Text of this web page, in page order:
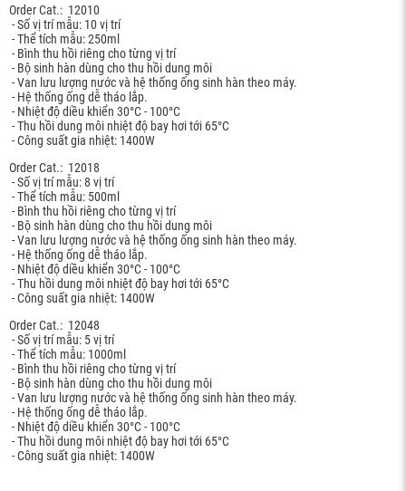
Order Cat.: 12010
- Số vị trí mẫu: 10 vị trí
- Thể tích mẫu: 250ml
- Bình thu hồi riêng cho từng vị trí
- Bộ sinh hàn dùng cho thu hồi dung môi
- Van lưu lượng nước và hệ thống ống sinh hàn theo máy.
- Hệ thống ống dễ tháo lắp.
- Nhiệt độ diều khiển 30°C - 100°C
- Thu hồi dung môi nhiệt độ bay hơi tới 65°C
- Công suất gia nhiệt: 1400W
Order Cat.: 12018
- Số vị trí mẫu: 8 vị trí
- Thể tích mẫu: 500ml
- Bình thu hồi riêng cho từng vị trí
- Bộ sinh hàn dùng cho thu hồi dung môi
- Van lưu lượng nước và hệ thống ống sinh hàn theo máy.
- Hệ thống ống dễ tháo lắp.
- Nhiệt độ diều khiển 30°C - 100°C
- Thu hồi dung môi nhiệt độ bay hơi tới 65°C
- Công suất gia nhiệt: 1400W
Order Cat.: 12048
- Số vị trí mẫu: 5 vị trí
- Thể tích mẫu: 1000ml
- Bình thu hồi riêng cho từng vị trí
- Bộ sinh hàn dùng cho thu hồi dung môi
- Van lưu lượng nước và hệ thống ống sinh hàn theo máy.
- Hệ thống ống dễ tháo lắp.
- Nhiệt độ diều khiển 30°C - 100°C
- Thu hồi dung môi nhiệt độ bay hơi tới 65°C
- Công suất gia nhiệt: 1400W